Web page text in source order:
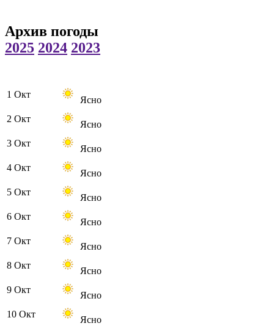
Архив погоды
2025 2024 2023
1 Окт
Ясно
2 Окт
Ясно
3 Окт
Ясно
4 Окт
Ясно
5 Окт
Ясно
6 Окт
Ясно
7 Окт
Ясно
8 Окт
Ясно
9 Окт
Ясно
10 Окт
Ясно